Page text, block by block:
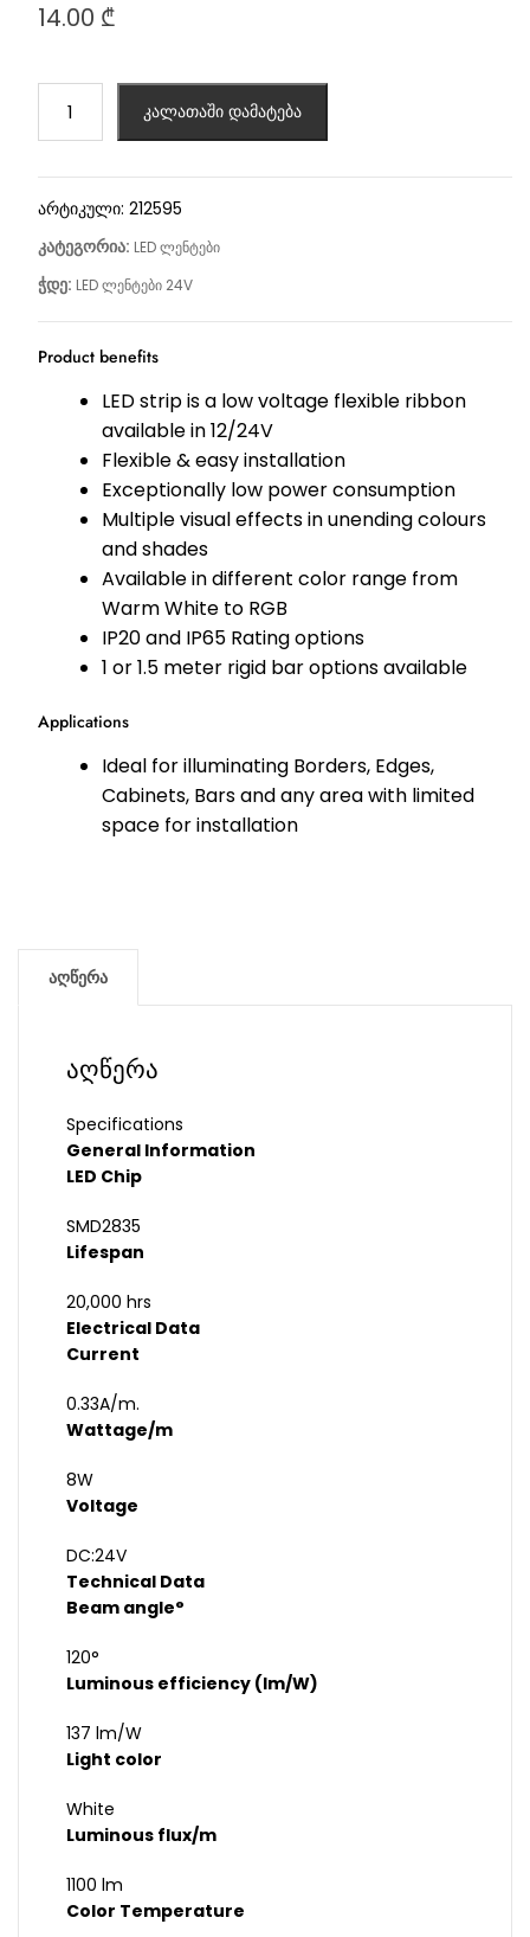
14.00 ₾
კალათაში დამატება
არტიკული: 212595
კატეგორია: LED ლენტები
ჭდე: LED ლენტები 24V
Product benefits
LED strip is a low voltage flexible ribbon
available in 12/24V
Flexible & easy installation
Exceptionally low power consumption
Multiple visual effects in unending colours
and shades
Available in different color range from
Warm White to RGB
IP20 and IP65 Rating options
1 or 1.5 meter rigid bar options available
Applications
Ideal for illuminating Borders, Edges,
Cabinets, Bars and any area with limited
space for installation
აღწერა
აღწერა
Specifications
General Information
LED Chip
SMD2835
Lifespan
20,000 hrs
Electrical Data
Current
0.33A/m.
Wattage/m
8W
Voltage
DC:24V
Technical Data
Beam angle°
120°
Luminous efficiency (lm/W)
137 lm/W
Light color
White
Luminous flux/m
1100 lm
Color Temperature